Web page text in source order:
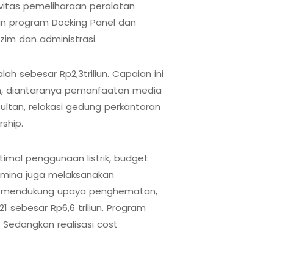
pemeliharaan peralatan
program Docking Panel dan
dan administrasi.
sebesar Rp2,3triliun. Capaian ini
diantaranya pemanfaatan media
relokasi gedung perkantoran
penggunaan listrik, budget
juga melaksanakan
upaya penghematan,
sebesar Rp6,6 triliun. Program
realisasi cost